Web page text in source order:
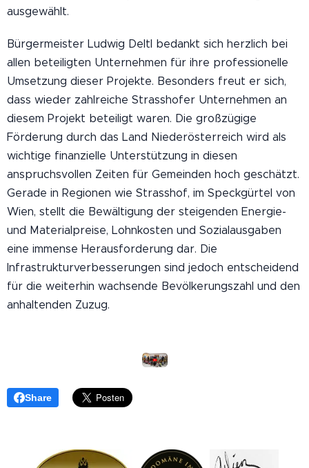
ausgewählt.
Bürgermeister Ludwig Deltl bedankt sich herzlich bei
allen beteiligten Unternehmen für ihre professionelle
Umsetzung dieser Projekte. Besonders freut er sich,
dass wieder zahlreiche Strasshofer Unternehmen an
diesem Projekt beteiligt waren. Die großzügige
Förderung durch das Land Niederösterreich wird als
wichtige finanzielle Unterstützung in diesen
anspruchsvollen Zeiten für Gemeinden hoch geschätzt.
Gerade in Regionen wie Strasshof, im Speckgürtel von
Wien, stellt die Bewältigung der steigenden Energie-
und Materialpreise, Lohnkosten und Sozialausgaben
eine immense Herausforderung dar. Die
Infrastrukturverbesserungen sind jedoch entscheidend
für die weiterhin wachsende Bevölkerungszahl und den
anhaltenden Zuzug.
Share